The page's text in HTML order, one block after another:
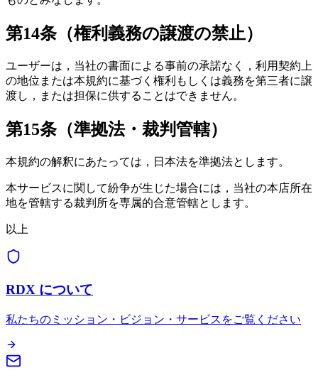
第14条（権利義務の譲渡の禁止）
ユーザーは，当社の書面による事前の承諾なく，利用契約上
の地位または本規約に基づく権利もしくは義務を第三者に譲
渡し，または担保に供することはできません。
第15条（準拠法・裁判管轄）
本規約の解釈にあたっては，日本法を準拠法とします。
本サービスに関して紛争が生じた場合には，当社の本店所在
地を管轄する裁判所を専属的合意管轄とします。
以上
RDX について
私たちのミッション・ビジョン・サービスをご覧ください